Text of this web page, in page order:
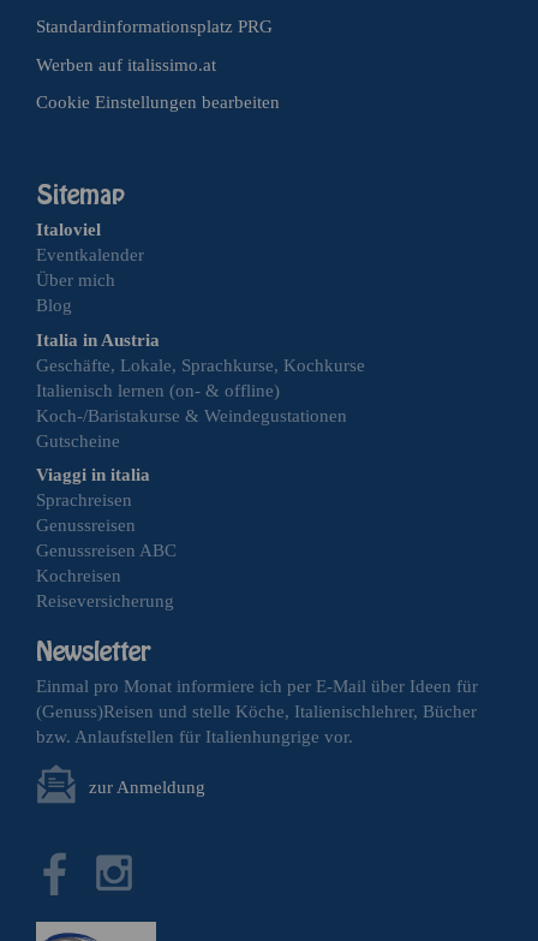
Standardinformationsplatz PRG
Werben auf italissimo.at
Cookie Einstellungen bearbeiten
Italoviel
Eventkalender
Über mich
Blog
Italia in Austria
Geschäfte, Lokale, Sprachkurse, Kochkurse
Italienisch lernen (on- & offline)
Koch-/Baristakurse & Weindegustationen
Gutscheine
Viaggi in italia
Sprachreisen
Genussreisen
Genussreisen ABC
Kochreisen
Reiseversicherung
Einmal pro Monat informiere ich per E-Mail über Ideen für
(Genuss)Reisen und stelle Köche, Italienischlehrer, Bücher
bzw. Anlaufstellen für Italienhungrige vor.
zur Anmeldung